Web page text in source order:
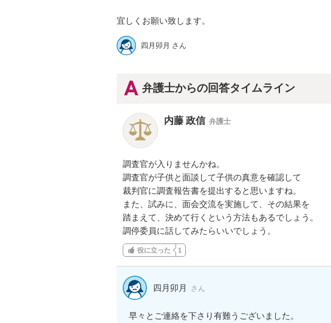
四月卯月 さん
弁護士からの回答タイムライン
内藤 政信 弁護士
調査官が入りませんかね。
調査官が子供と面談して子供の真意を確認して
裁判官に調査報告書を提出すると思いますね。
また、試みに、面会交流を実施して、その結果を
踏まえて、決めて行くという方法もあるでしょう。
調停委員に話してみたらいいでしょう。
役に立った 1
四月卯月 さん
早々とご連絡を下さり有難うございました。